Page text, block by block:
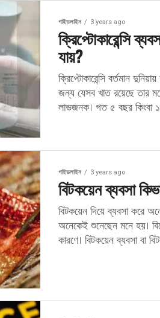
গাইডলাইন 3 years ago
ক্রিপ্টোকারেন্সি
যায়?
ক্রিপ্টোকারেন্সি বর্তমান
জন্য যেসব খাত রয়েছে তার
লাভজনক। গত ৫ বছর কিংবা
গাইডলাইন 3 years ago
বিটকয়েন ব্যবসা
বিটকয়েন দিয়ে ব্যবসা করে
অনেকেই শুনেছেন মনে হয়।
কারণে। বিটকয়েন ব্যবসা বা